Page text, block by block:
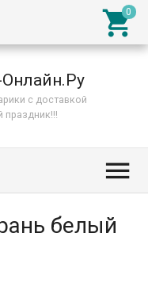

с доставкой
праздник!!!

белый